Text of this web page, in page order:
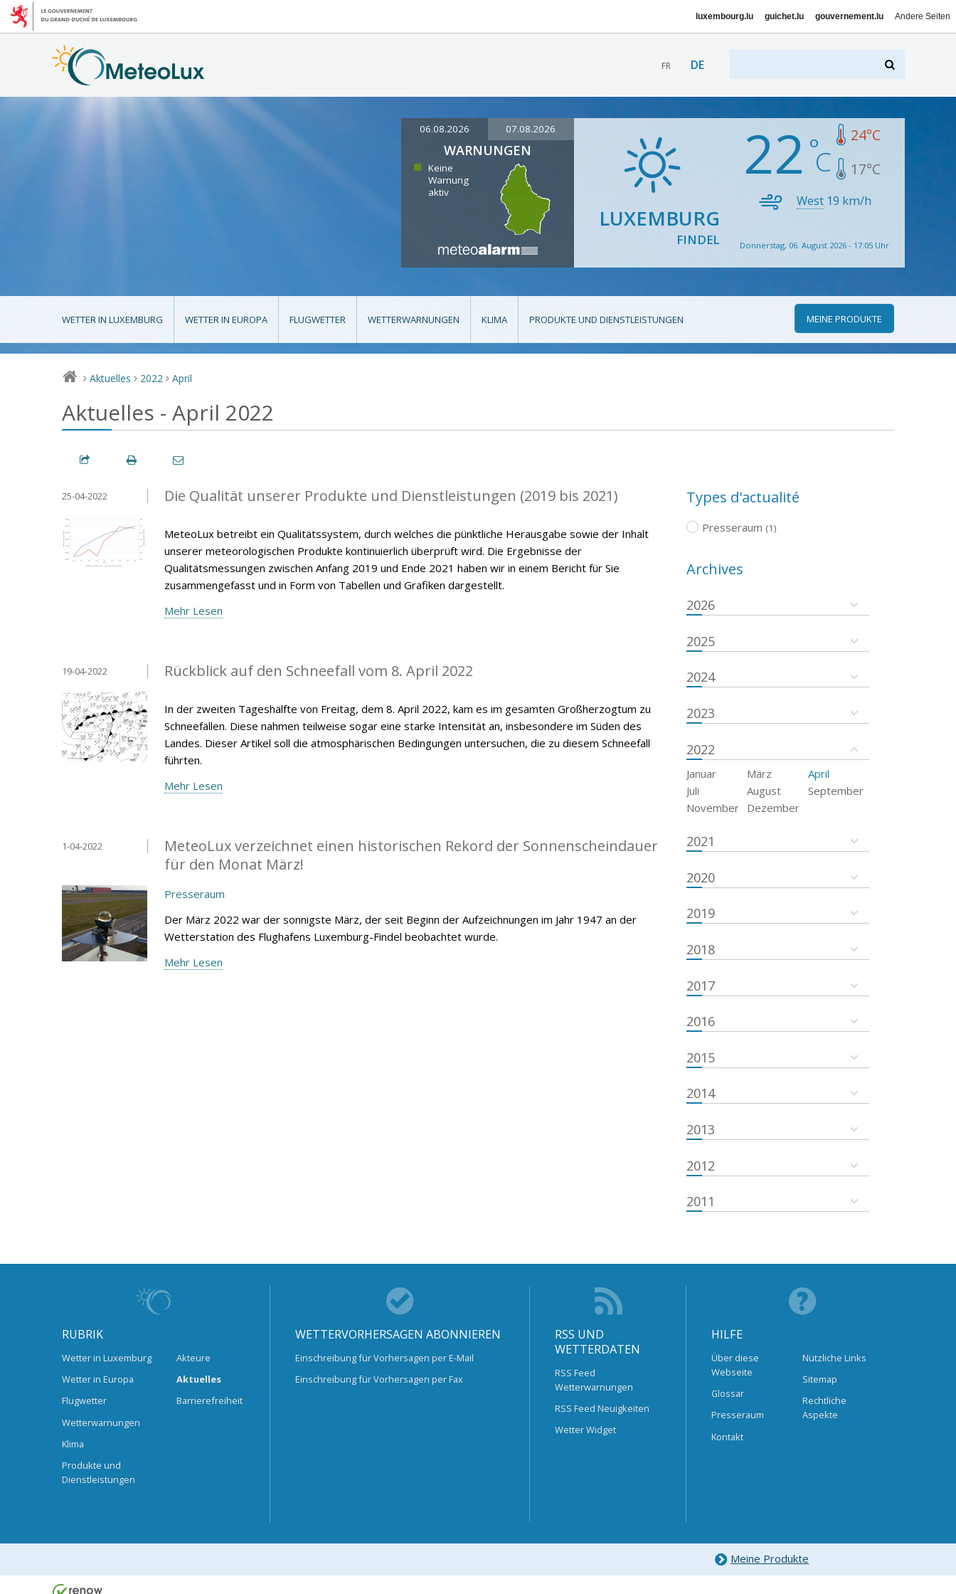
luxembourg.lu guichet.lu gouvernement.lu Andere Seiten
FR DE
06.08.2026 07.08.2026
WARNUNGEN
Keine
Warnung
aktiv
LUXEMBURG
FINDEL
22 24°C
17°C
West 19 km/h
Donnerstag, 06. August 2026 - 17:05 Uhr
WETTER IN LUXEMBURG WETTER IN EUROPA FLUGWETTER WETTERWARNUNGEN KLIMA PRODUKTE UND DIENSTLEISTUNGEN MEINE PRODUKTE
> Aktuelles > 2022 > April
Aktuelles - April 2022
Die Qualität unserer Produkte und Dienstleistungen (2019 bis 2021)
25-04-2022
MeteoLux betreibt ein Qualitätssystem, durch welches die pünktliche Herausgabe sowie der Inhalt
unserer meteorologischen Produkte kontinuierlich überprüft wird. Die Ergebnisse der
Qualitätsmessungen zwischen Anfang 2019 und Ende 2021 haben wir in einem Bericht für Sie
zusammengefasst und in Form von Tabellen und Grafiken dargestellt.
Mehr Lesen
Rückblick auf den Schneefall vom 8. April 2022
19-04-2022
In der zweiten Tageshälfte von Freitag, dem 8. April 2022, kam es im gesamten Großherzogtum zu
Schneefällen. Diese nahmen teilweise sogar eine starke Intensität an, insbesondere im Süden des
Landes. Dieser Artikel soll die atmosphärischen Bedingungen untersuchen, die zu diesem Schneefall
führten.
Mehr Lesen
MeteoLux verzeichnet einen historischen Rekord der Sonnenscheindauer
für den Monat März!
1-04-2022
Presseraum
Der März 2022 war der sonnigste März, der seit Beginn der Aufzeichnungen im Jahr 1947 an der
Wetterstation des Flughafens Luxemburg-Findel beobachtet wurde.
Mehr Lesen
Types d'actualité
Presseraum (1)
Archives
2026
2025
2024
2023
2022
Januar März
April
Juli
August
September
November
Dezember
2021
2020
2019
2018
2017
2016
2015
2014
2013
2012
2011
RUBRIK
Wetter in Luxemburg
Wetter in Europa
Flugwetter
Wetterwarnungen
Klima
Produkte und
Dienstleistungen
Akteure
Aktuelles
Barrierefreiheit
WETTERVORHERSAGEN ABONNIEREN
Einschreibung für Vorhersagen per E-Mail
Einschreibung für Vorhersagen per Fax
RSS UND
WETTERDATEN
RSS Feed
Wetterwarnungen
RSS Feed Neuigkeiten
Wetter Widget
HILFE
Über diese
Webseite
Glossar
Presseraum
Kontakt
Nützliche Links
Sitemap
Rechtliche
Aspekte
Meine Produkte